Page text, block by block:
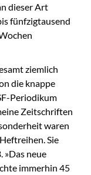
dieser Art
fünfzigtausend
ziemlich
die knappe
Periodikum
Zeitschriften
waren
Sie
»Das neue
immerhin 45